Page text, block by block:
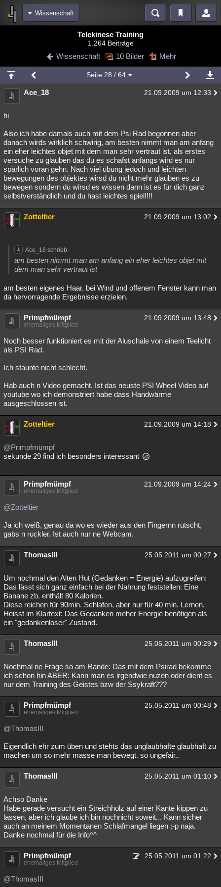
Wissenschaft
Blogs Videos
Chat Wiki Neuigkeiten
meine Rubriken
Menschen Mystery Kriminalfälle
Natur Umfragen Unterhaltung
weitere Rubriken
Philosophie Träume Orte Esoterik Literatur
Astronomie Helpdesk Gruppen Gaming Filme
Allmystery
Übersichten
Lesenswert Schlüsselwörter
Telekinese Training
1.264 Beiträge
Wissenschaft 10 Bilder Mehr
Seite 28 / 64
Ace_18 21.09.2009 um 12:33
hi
Also ich habe damals auch mit dem Psi Rad begonnen aber
danach wirds wirklich schwirig, am besten nimmt man am anfang
ein eher leichtes objet mit dem man sehr vertraut ist, als erstes
versuche zu glauben das du es schafst anfangs wird es nur
spärlich voran gehn. Nach viel übung jedoch und leichten
bewegungen des objektes wirsd du nicht mehr glauben es zu
bewegen sondern du wirsd es wissen dann ist es für dich ganz
selbstverständlich und du hast leichtes spiel!!!!
Zotteltier 21.09.2009 um 13:02
Ace_18 schrieb:
am besten nimmt man am anfang ein eher leichtes objet mit
dem man sehr vertraut ist
am besten eigenes Haar, bei Wind und offenem Fenster kann man
da hervorragende Ergebnisse erzielen.
Primpfmümpf 21.09.2009 um 13:48
ehemaliges Mitglied
Noch besser funktioniert es mit der Aluschale von einem Teelicht
als PSI Rad.
Ich staunte nicht schlecht.
Hab auch n Video gemacht. Ist das neuste PSI Wheel Video auf
youtube wo ich demonstriert habe dass Handwärme
ausgeschlossen ist.
Zotteltier 21.09.2009 um 14:18
@Primpfmümpf
sekunde 29 find ich besonders interessant
Primpfmümpf 21.09.2009 um 14:24
ehemaliges Mitglied
@Zotteltier
Ja ich weiß, genau da wo es wieder aus den Fingernn rutscht,
gabs n ruckler. Ist auch nur ne Webcam.
ThomasIII 25.05.2011 um 00:27
Um nochmal den Alten Hut (Gedanken = Energie) aufzugreifen:
Das lässt sich ganz einfach bei der Nahrung feststellen: Eine
Banane zb. enthält 80 Kalorien.
Diese reichen für 90min. Schlafen, aber nur für 40 min. Lernen.
Heisst im Klartext: Das Gedanken meher Energie benötigen als
ein "gedankenloser" Zustand.
ThomasIII 25.05.2011 um 00:29
Nochmal ne Frage so am Rande: Das mit dem Psirad bekomme
ich schon hin ABER: Kann man es irgendwie nuzen oder dient es
nur dem Training des Geistes bzw der Ssykraft???
Primpfmümpf 25.05.2011 um 00:48
ehemaliges Mitglied
@ThomasIII
Eigendlich ehr zum üben und stehts das unglaubhafte glaubhaft zu
machen um so mehr masse man bewegt. so ungefair..
ThomasIII 25.05.2011 um 01:10
Achso Danke
Habe gerade versucht ein Streichholz auf einer Kante kippen zu
lassen, aber ich glaube ich bin nochnicht soweit... Kann sicher
auch an meinem Momentanen Schlafmangel liegen ;-p naja.
Danke nochmal für die Info^^
Primpfmümpf 25.05.2011 um 01:22
ehemaliges Mitglied
@ThomasIII